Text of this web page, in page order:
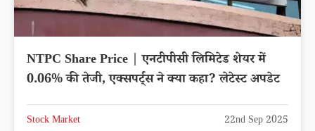
NTPC Share Price | एनटीपीसी लिमिटेड शेयर में
0.06% की तेजी, एक्सपर्ट्स ने क्या कहा? लेटेस्ट अपडेट
Stock Market 22nd Sep 2025